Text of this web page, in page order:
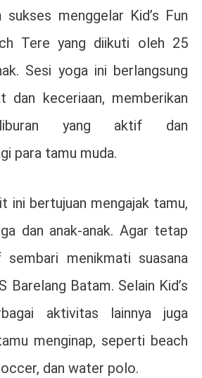
sukses menggelar Kid’s Fun
Tere yang diikuti oleh 25
Sesi yoga ini berlangsung
dan keceriaan, memberikan
liburan yang aktif dan
para tamu muda.
ini bertujuan mengajak tamu,
dan anak-anak. Agar tetap
menikmati suasana
Barelang Batam. Selain Kid’s
aktivitas lainnya juga
menginap, seperti beach
dan water polo.